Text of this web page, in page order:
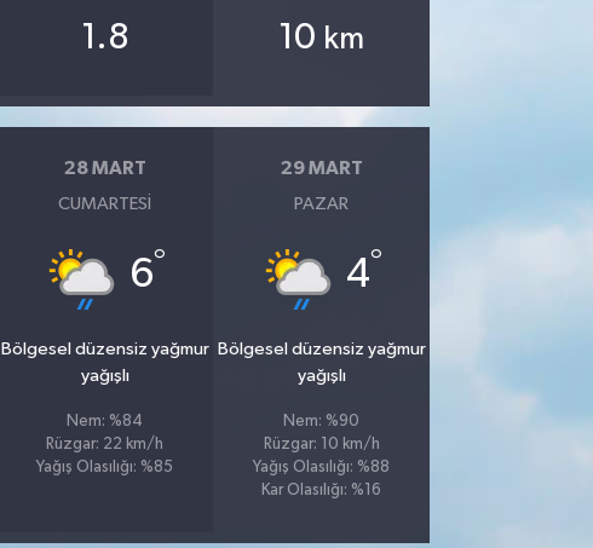
1.8 10 km
28 MART
CUMARTESI
6°
Bölgesel düzensiz yağmur
yağışlı
Nem: %84
Rüzgar: 22 km/h
Yağış Olasılığı: %85
29 MART
PAZAR
4°
Bölgesel düzensiz yağmur
yağışlı
Nem: %90
Rüzgar: 10 km/h
Yağış Olasılığı: %88
Kar Olasılığı: %16